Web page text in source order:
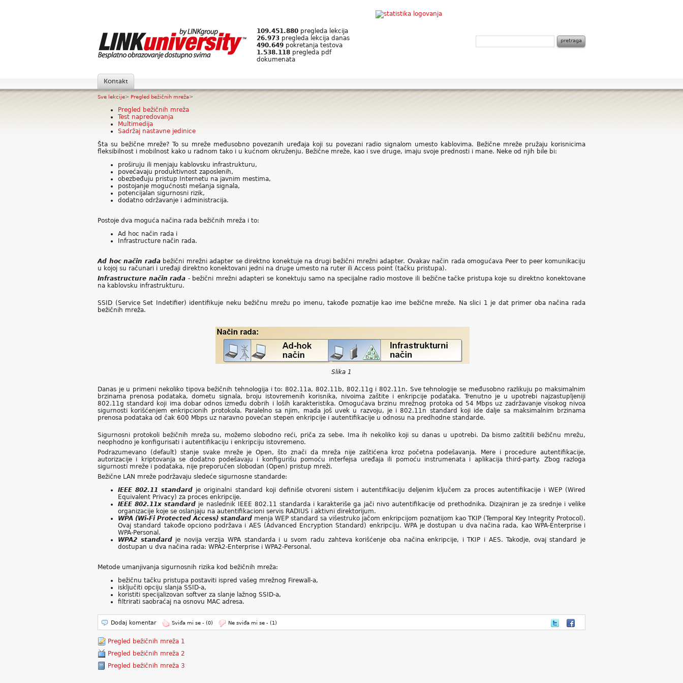
109.451.880 pregleda lekcija
26.973 pregleda lekcija danas
490.649 pokretanja testova
1.538.118 pregleda pdf
dokumenata
Kontakt
Sve lekcije> Pregled bežičnih mreža>
Pregled bežičnih mreža
Test napredovanja
Multimedija
Sadržaj nastavne jedinice
Šta su bežične mreže? To su mreže međusobno povezanih uređaja koji su povezani radio signalom umesto kablovima. Bežične mreže pružaju korisnicima
fleksibilnost i mobilnost kako u radnom tako i u kućnom okruženju. Bežične mreže, kao i sve druge, imaju svoje prednosti i mane. Neke od njih bile bi:
proširuju ili menjaju kablovsku infrastrukturu,
povećavaju produktivnost zaposlenih,
obezbeđuju pristup Internetu na javnim mestima,
postojanje mogućnosti mešanja signala,
potencijalan sigurnosni rizik,
dodatno održavanje i administracija.
Postoje dva moguća načina rada bežičnih mreža i to:
Ad hoc način rada i
Infrastructure način rada.
Ad hoc način radabežični mrežni adapter se direktno konektuje na drugi bežični mrežni adapter. Ovakav način rada omogućava Peer to peer komunikaciju
u kojoj su računari i uređaji direktno konektovani jedni na druge umesto na ruter ili Access point (tačku pristupa).
Infrastructure način rada - bežični mrežni adapteri se konektuju samo na specijalne radio mostove ili bežične tačke pristupa koje su direktno konektovane
na kablovsku infrastrukturu.
SSID (Service Set Indetifier) identifikuje neku bežičnu mrežu po imenu, takođe poznatije kao ime bežične mreže. Na slici 1 je dat primer oba načina rada
bežičnih mreža.
Slika 1
Danas je u primeni nekoliko tipova bežičnih tehnologija i to: 802.11a, 802.11b, 802.11g i 802.11n. Sve tehnologije se međusobno razlikuju po maksimalnim
brzinama prenosa podataka, dometu signala, broju istovremenih korisnika, nivoima zaštite i enkripcije podataka. Trenutno je u upotrebi najzastupljeniji
802.11g standard koji ima dobar odnos između dobrih i loših karakteristika. Omogućava brzinu mrežnog protoka od 54 Mbps uz zadržavanje visokog nivoa
sigurnosti korišćenjem enkripcionih protokola. Paralelno sa njim, mada još uvek u razvoju, je i 802.11n standard koji ide dalje sa maksimalnim brzinama
prenosa podataka od čak 600 Mbps uz naravno povećan stepen enkripcije i autentifikacije u odnosu na predhodne standarde.
Sigurnosni protokoli bežičnih mreža su, možemo slobodno reći, priča za sebe. Ima ih nekoliko koji su danas u upotrebi. Da bismo zaštitili bežičnu mrežu,
neophodno je konfigurisati i autentifikaciju i enkripciju istovremeno.
Podrazumevano (default) stanje svake mreže je Open, što znači da mreža nije zaštićena kroz početna podešavanja. Mere i procedure autentifikacije,
autorizacije i kriptovanja se dodatno podešavaju i konfigurišu pomoću interfejsa uređaja ili pomoću instrumenata i aplikacija third-party. Zbog razloga
sigurnosti mreže i podataka, nije preporučen slobodan (Open) pristup mreži.
Bežične LAN mreže podržavaju sledeće sigurnosne standarde:
IEEE 802.11 standard je originalni standard koji definiše otvoreni sistem i autentifikaciju deljenim ključem za proces autentifikacije i WEP (Wired
Equivalent Privacy) za proces enkripcije.
IEEE 802.11x standard je naslednik IEEE 802.11 standarda i karakteriše ga jači nivo autentifikacije od prethodnika. Dizajniran je za srednje i velike
organizacije koje se oslanjaju na autentifikacioni servis RADIUS i aktivni direktorijum.
WPA (Wi-Fi Protected Access) standard menja WEP standard sa višestruko jačom enkripcijom poznatijom kao TKIP (Temporal Key Integrity Protocol).
Ovaj standard takođe opciono podržava i AES (Advanced Encryption Standard) enkripciju. WPA je dostupan u dva načina rada, kao WPA-Enterprise i
WPA-Personal.
WPA2 standardje novija verzija WPA standarda i u svom radu zahteva korišćenje oba načina enkripcije, i TKIP i AES. Takodje, ovaj standard je
dostupan u dva načina rada: WPA2-Enterprise i WPA2-Personal.
Metode umanjivanja sigurnosnih rizika kod bežičnih mreža:
bežičnu tačku pristupa postaviti ispred vašeg mrežnog Firewall-a,
isključiti opciju slanja SSID-a,
koristiti specijalizovan softver za slanje lažnog SSID-a,
filtrirati saobraćaj na osnovu MAC adresa.
Dodaj komentar Sviđa mi se - (0) Ne sviđa mi se - (1)
Pregled bežičnih mreža 1
Pregled bežičnih mreža 2
Pregled bežičnih mreža 3